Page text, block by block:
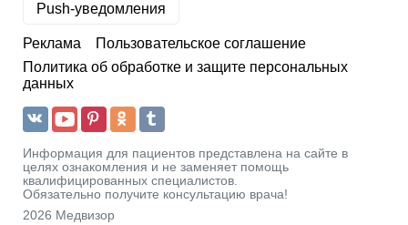
Push-уведомления
Реклама
Пользовательское соглашение
Политика об обработке и защите персональных
данных
2026 Медвизор
Информация для пациентов представлена на сайте в
целях ознакомления и не заменяет помощь
квалифицированных специалистов.
Обязательно получите консультацию врача!